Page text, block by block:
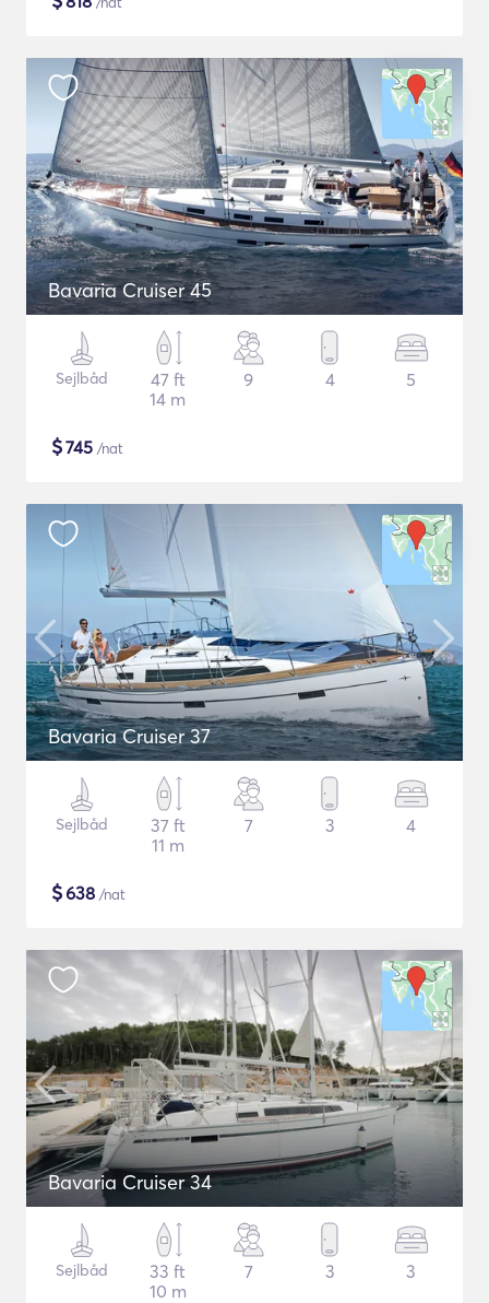
Bavaria Cruiser 45
Sejlbåd
47 ft
14 m
9 4 5
$745 /nat
Bavaria Cruiser 37
Sejlbåd
37 ft
11 m
7 3 4
$638 /nat
Bavaria Cruiser 34
Sejlbåd
33 ft
10 m
7 3 3